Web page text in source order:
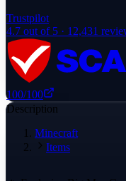
Trustpilot
4.7 out of 5 · 12,431
100/100
Description
Minecraft
Items